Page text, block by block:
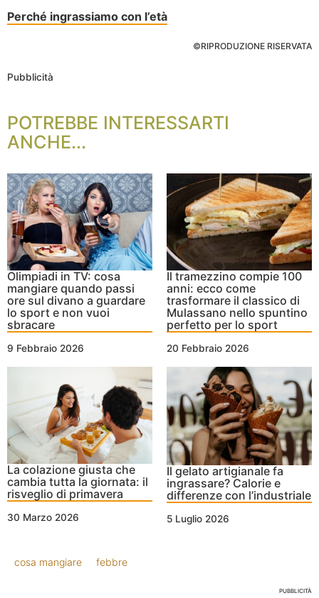
Perché ingrassiamo con l’età
©RIPRODUZIONE RISERVATA
Pubblicità
POTREBBE INTERESSARTI
ANCHE...
Olimpiadi in TV: cosa
mangiare quando passi
ore sul divano a guardare
lo sport e non vuoi
sbracare
9 Febbraio 2026
Il tramezzino compie 100
anni: ecco come
trasformare il classico di
Mulassano nello spuntino
perfetto per lo sport
20 Febbraio 2026
La colazione giusta che
cambia tutta la giornata: il
risveglio di primavera
30 Marzo 2026
Il gelato artigianale fa
ingrassare? Calorie e
differenze con l’industriale
5 Luglio 2026
cosa mangiare febbre
PUBBLICITÀ